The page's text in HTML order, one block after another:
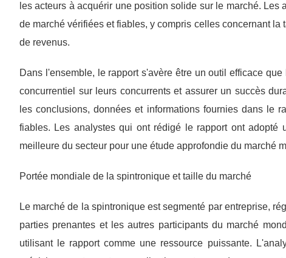
les acteurs à acquérir une position solide sur le marché.
de marché vérifiées et fiables, y compris celles concernant
de revenus.
Dans l'ensemble, le rapport s'avère être un outil efficace
concurrentiel sur leurs concurrents et assurer un succès
les conclusions, données et informations fournies dans le
fiables. Les analystes qui ont rédigé le rapport ont adopté
meilleure du secteur pour une étude approfondie du marché
Portée mondiale de la spintronique et taille du marché
Le marché de la spintronique est segmenté par entreprise,
parties prenantes et les autres participants du marché
utilisant le rapport comme une ressource puissante.